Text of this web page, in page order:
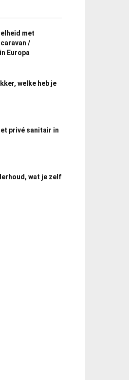
met
/
Europa
welke heb je
privé sanitair in
wat je zelf